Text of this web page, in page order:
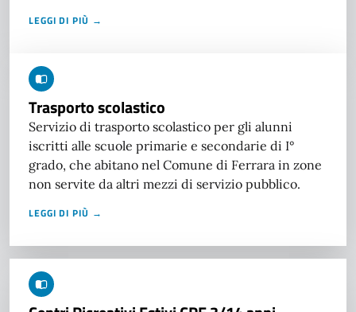
LEGGI DI PIÙ →
Trasporto scolastico
Servizio di trasporto scolastico per gli alunni
iscritti alle scuole primarie e secondarie di I°
grado, che abitano nel Comune di Ferrara in zone
non servite da altri mezzi di servizio pubblico.
LEGGI DI PIÙ →